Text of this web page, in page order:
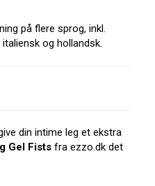
på flere sprog, inkl.
og hollandsk.
din intime leg et ekstra
Gel Fists fra ezzo.dk det